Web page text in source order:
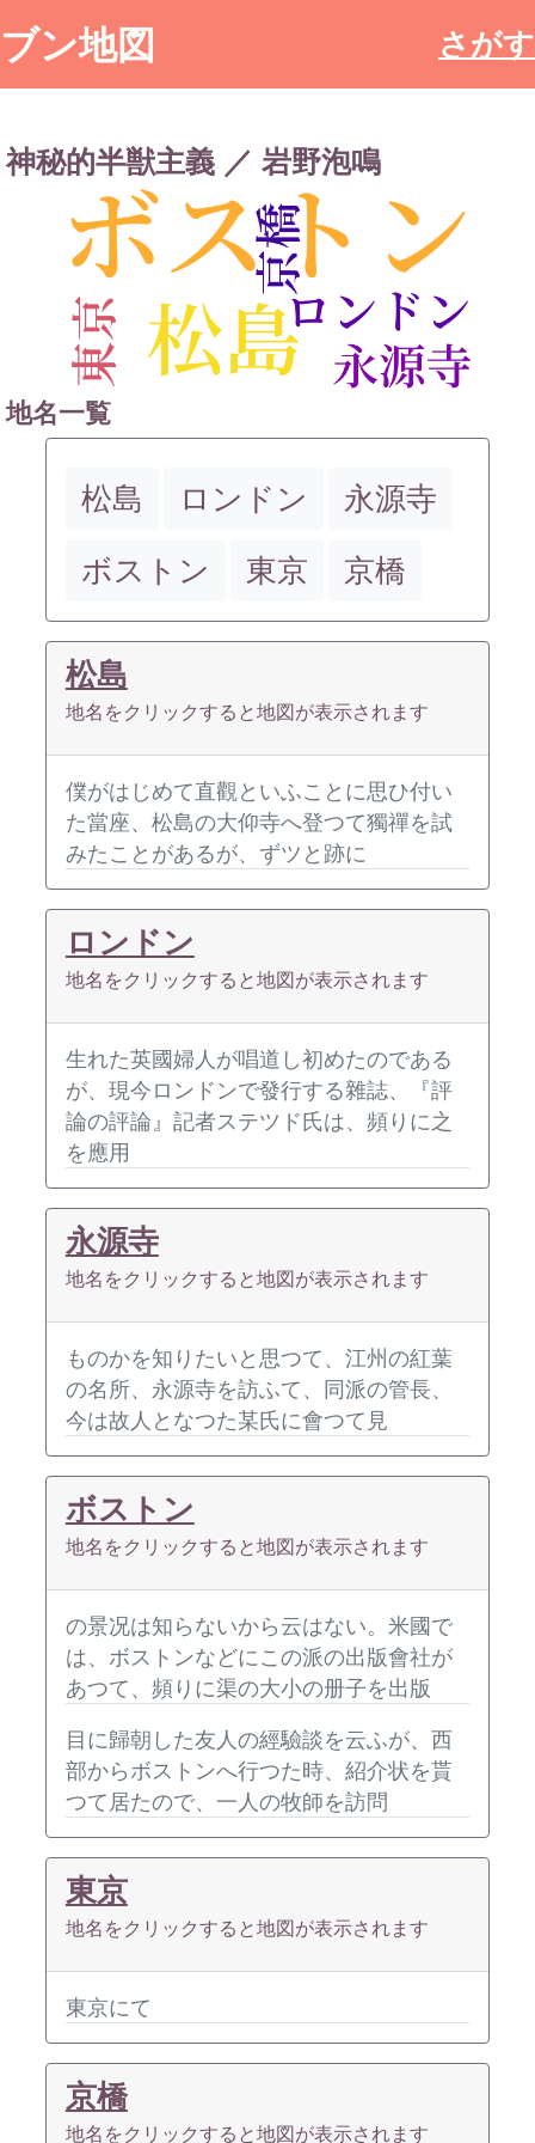
ブン地図 さがす
神秘的半獣主義 ／ 岩野泡鳴
地名一覧
松島 ロンドン
永源寺
ボストン
東京 京橋
松島
地名をクリックすると地図が表示されます
僕がはじめて直觀といふことに思ひ付い
た當座、松島の大仰寺へ登つて獨禪を試
みたことがあるが、ずツと跡に
ロンドン
地名をクリックすると地図が表示されます
生れた英國婦人が唱道し初めたのである
が、現今ロンドンで發行する雜誌、『評
論の評論』記者ステツド氏は、頻りに之
を應用
永源寺
地名をクリックすると地図が表示されます
ものかを知りたいと思つて、江州の紅葉
の名所、永源寺を訪ふて、同派の管長、
今は故人となつた某氏に會つて見
ボストン
地名をクリックすると地図が表示されます
の景况は知らないから云はない。米國で
は、ボストンなどにこの派の出版會社が
あつて、頻りに渠の大小の册子を出版
目に歸朝した友人の經驗談を云ふが、西
部からボストンへ行つた時、紹介状を貰
つて居たので、一人の牧師を訪問
東京
地名をクリックすると地図が表示されます
東京にて
京橋
地名をクリックすると地図が表示されます